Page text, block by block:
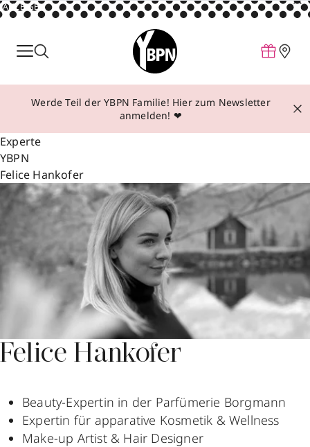
ANZEIGE
Parfum
Make-up
Behandlungen
Inspiration
Über YBPN
Aktionen
Storefinder
Werde Teil der YBPN Familie! Hier zum Newsletter
anmelden! ❤
Experte
YBPN
Felice Hankofer
Felice Hankofer
Beauty-Expertin in der Parfümerie Borgmann
Expertin für apparative Kosmetik & Wellness
Make-up Artist & Hair Designer